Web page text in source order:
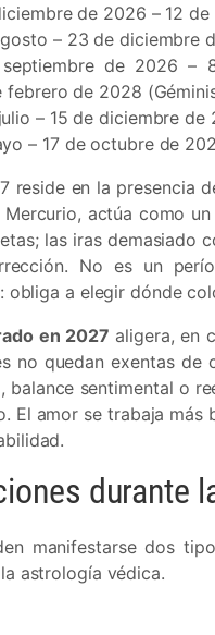
de 2026 – 12
– 23 de diciembre
de 2026 –
febrero de 2028
– 15 de diciembre de
– 17 de octubre de
reside en la presencia
actúa como
las iras demasiado
No es un
obliga a elegir dónde
en 2027 aligera, en
no quedan exentas
sentimental o
El amor se trabaja
durante
manifestarse dos
astrología védica.